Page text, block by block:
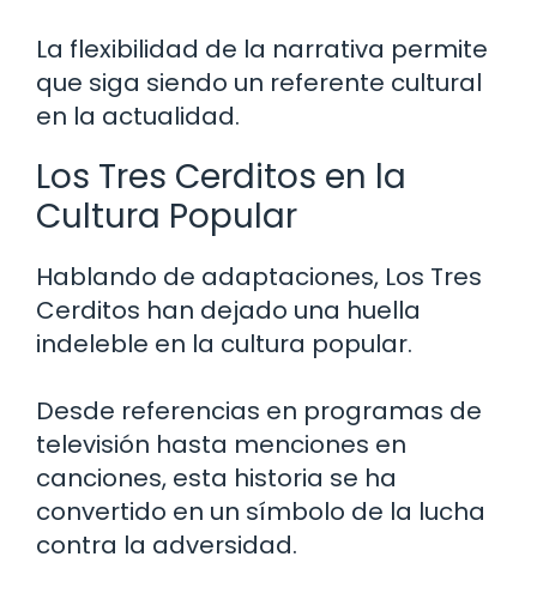
La flexibilidad de la narrativa permite
que siga siendo un referente cultural
en la actualidad.
Los Tres Cerditos en la
Cultura Popular
Hablando de adaptaciones, Los Tres
Cerditos han dejado una huella
indeleble en la cultura popular.
Desde referencias en programas de
televisión hasta menciones en
canciones, esta historia se ha
convertido en un símbolo de la lucha
contra la adversidad.